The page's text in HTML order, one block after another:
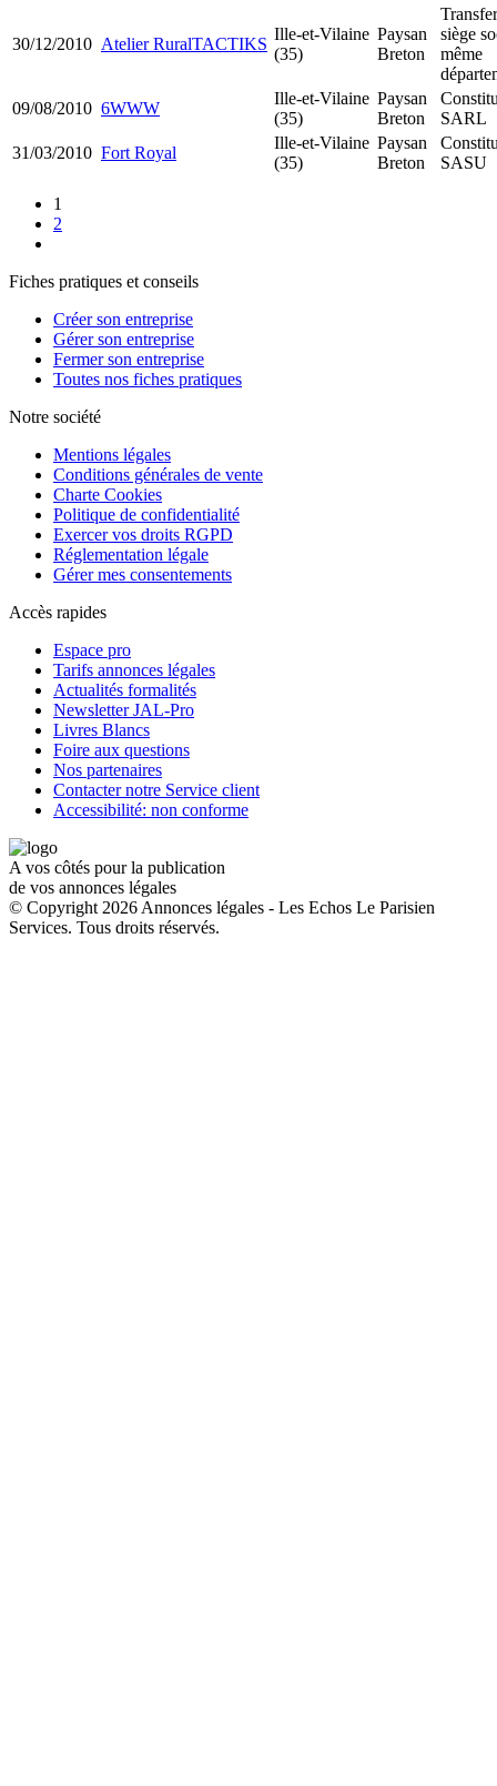
30/12/2010 Atelier RuralTACTIKS
Ille-et-Vilaine
(35)
Paysan
Breton
siège
même
09/08/2010 6WWW
Ille-et-Vilaine
(35)
Paysan
Breton
SARL
31/03/2010 Fort Royal
Ille-et-Vilaine
(35)
Paysan
Breton
SASU
1
2
Fiches pratiques et conseils
Créer son entreprise
Gérer son entreprise
Fermer son entreprise
Toutes nos fiches pratiques
Notre société
Mentions légales
Conditions générales de vente
Charte Cookies
Politique de confidentialité
Exercer vos droits RGPD
Réglementation légale
Gérer mes consentements
Accès rapides
Espace pro
Tarifs annonces légales
Actualités formalités
Newsletter JAL-Pro
Livres Blancs
Foire aux questions
Nos partenaires
Contacter notre Service client
Accessibilité: non conforme
A vos côtés pour la publication
de vos annonces légales
© Copyright 2026 Annonces légales - Les Echos Le Parisien
Services. Tous droits réservés.